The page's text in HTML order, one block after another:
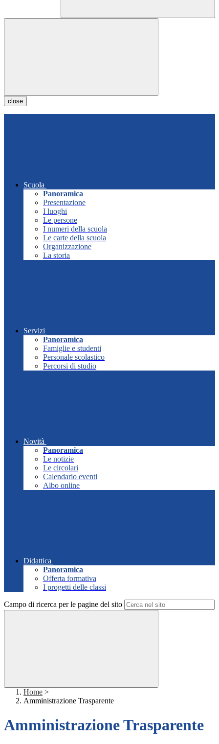
close
Scuola
Panoramica
Presentazione
I luoghi
Le persone
I numeri della scuola
Le carte della scuola
Organizzazione
La storia
Servizi
Panoramica
Famiglie e studenti
Personale scolastico
Percorsi di studio
Novità
Panoramica
Le notizie
Le circolari
Calendario eventi
Albo online
Didattica
Panoramica
Offerta formativa
I progetti delle classi
Campo di ricerca per le pagine del sito
Home >
Amministrazione Trasparente
Amministrazione Trasparente